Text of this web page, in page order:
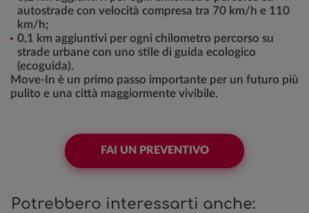
autostrade con velocità compresa tra 70 km/h e 110
km/h;
0,1 km aggiuntivi per ogni chilometro percorso su
strade urbane con uno stile di guida ecologico
(ecoguida).
Move-In è un primo passo importante per un futuro più
pulito e una città maggiormente vivibile.
FAI UN PREVENTIVO
Potrebbero interessarti anche: